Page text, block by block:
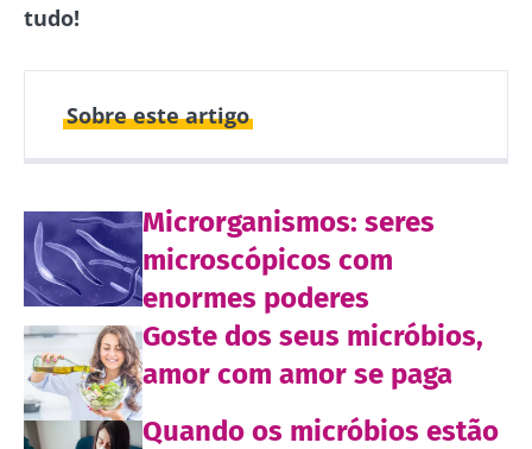
tudo!
Sobre este artigo
23 Maio 2024
07 Julho 2026
Microrganismos: seres
microscópicos com
enormes poderes
Goste dos seus micróbios,
amor com amor se paga
Quando os micróbios estão